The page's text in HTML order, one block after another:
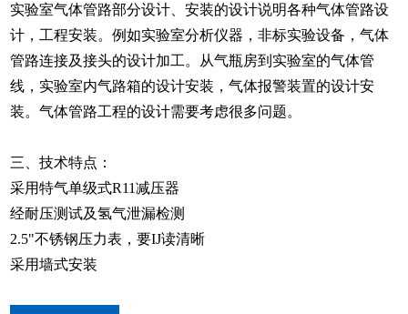
实验室气体管路部分设计、安装的设计说明各种气体管路设
计，工程安装。例如实验室分析仪器，非标实验设备，气体
管路连接及接头的设计加工。从气瓶房到实验室的气体管
线，实验室内气路箱的设计安装，气体报警装置的设计安
装。气体管路工程的设计需要考虑很多问题。
三、技术特点：
采用特气单级式R11减压器
经耐压测试及氢气泄漏检测
2.5"不锈钢压力表，要IJ读清晰
采用墙式安装